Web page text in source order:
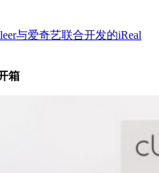
与爱奇艺联合开发的iReal
箱